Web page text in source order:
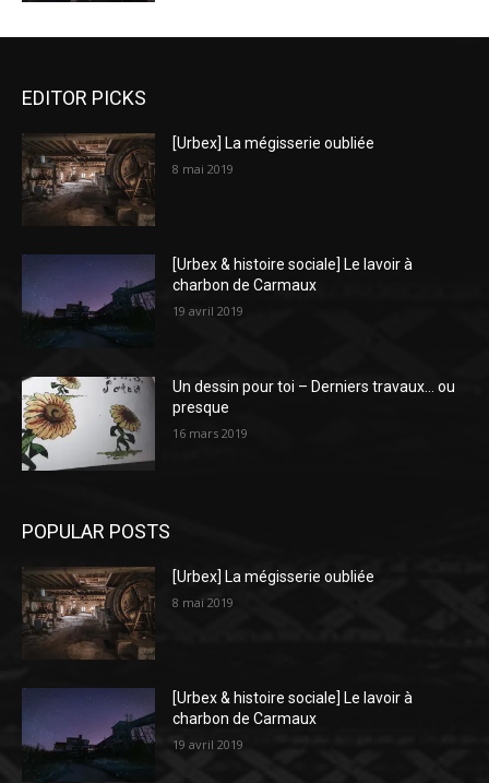
EDITOR PICKS
[Urbex] La mégisserie oubliée
8 mai 2019
[Urbex & histoire sociale] Le lavoir à
charbon de Carmaux
19 avril 2019
Un dessin pour toi – Derniers travaux… ou
presque
16 mars 2019
POPULAR POSTS
[Urbex] La mégisserie oubliée
8 mai 2019
[Urbex & histoire sociale] Le lavoir à
charbon de Carmaux
19 avril 2019